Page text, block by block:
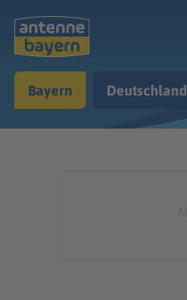
Musik & Radio
Bayern Deutschland